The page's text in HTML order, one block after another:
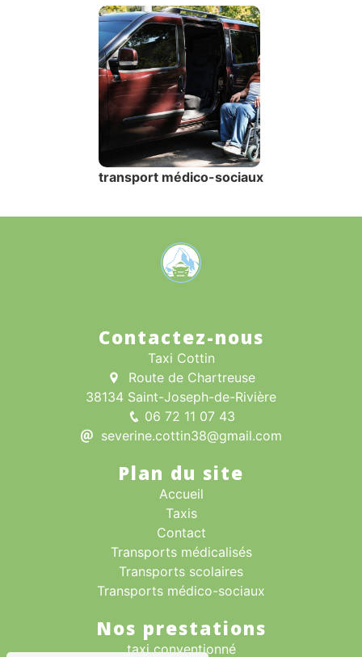
transport médico-sociaux
Contactez-nous
Taxi Cottin
Route de Chartreuse
38134 Saint-Joseph-de-Rivière
06 72 11 07 43
severine.cottin38@gmail.com
Plan du site
Accueil
Taxis
Contact
Transports médicalisés
Transports scolaires
Transports médico-sociaux
Nos prestations
taxi conventionné